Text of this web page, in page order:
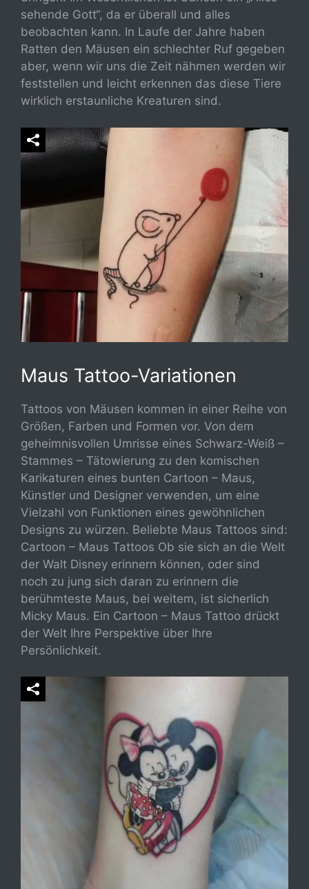
sehende Gott“, da er überall und alles
beobachten kann. In Laufe der Jahre haben
Ratten den Mäusen ein schlechter Ruf gegeben
aber, wenn wir uns die Zeit nähmen werden wir
feststellen und leicht erkennen das diese Tiere
wirklich erstaunliche Kreaturen sind.
Maus Tattoo-Variationen
Tattoos von Mäusen kommen in einer Reihe von
Größen, Farben und Formen vor. Von dem
geheimnisvollen Umrisse eines Schwarz-Weiß –
Stammes – Tätowierung zu den komischen
Karikaturen eines bunten Cartoon – Maus,
Künstler und Designer verwenden, um eine
Vielzahl von Funktionen eines gewöhnlichen
Designs zu würzen. Beliebte Maus Tattoos sind:
Cartoon – Maus Tattoos Ob sie sich an die Welt
der Walt Disney erinnern können, oder sind
noch zu jung sich daran zu erinnern die
berühmteste Maus, bei weitem, ist sicherlich
Micky Maus. Ein Cartoon – Maus Tattoo drückt
der Welt Ihre Perspektive über Ihre
Persönlichkeit.